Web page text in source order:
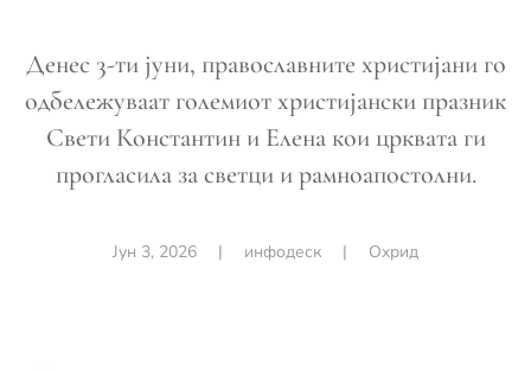
Денес 3-ти јуни, православните христијани го
одбележуваат големиот христијански празник
Свети Константин и Елена кои црквата ги
прогласила за светци и рамноапостолни.
Јун 3, 2026 | инфодеск | Охрид